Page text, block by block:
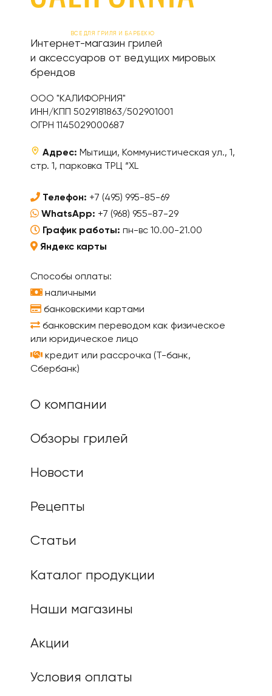
ВСЕ ДЛЯ ГРИЛЯ И БАРБЕКЮ
Интернет-магазин грилей
и аксессуаров от ведущих мировых
брендов
ООО "КАЛИФОРНИЯ"
ИНН/КПП 5029181863/502901001
ОГРН 1145029000687
Адрес: Мытищи, Коммунистическая ул., 1,
стр. 1, парковка ТРЦ “XL
Телефон: +7 (495) 995-85-69
WhatsApp: +7 (968) 955-87-29
График работы: пн-вс 10.00-21.00
Яндекс карты
Способы оплаты:
наличными
банковскими картами
банковским переводом как физическое
или юридическое лицо
кредит или рассрочка (Т-банк,
Сбербанк)
О компании
Обзоры грилей
Новости
Рецепты
Статьи
Каталог продукции
Наши магазины
Акции
Условия оплаты